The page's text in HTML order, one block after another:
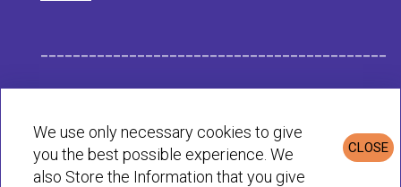
Политика конфиденциальности и cookie
CLOSE
We use only necessary cookies to give
you the best possible experience. We
also Store the Information that you give